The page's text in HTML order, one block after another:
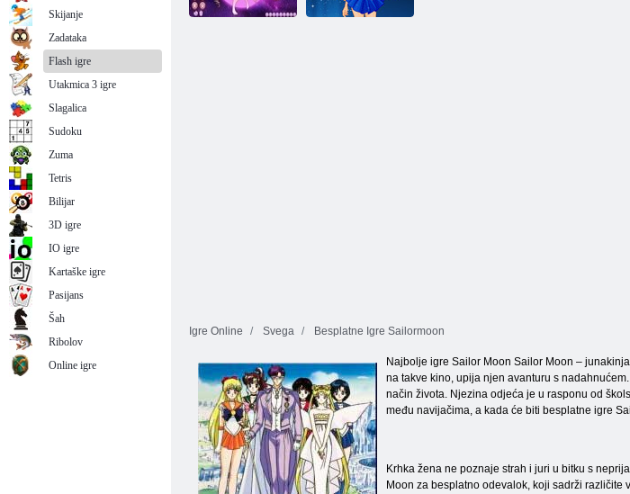
Igre Online Svega Besplatne Igre Sailormoon
Najbolje igre Sailor Moon Sailor Moon –
na takve kino, upija njen avanturu s
način života. Njezina odjeća je u rasponu od
među navijačima, a kada će biti besplatne igre
Krhka žena ne poznaje strah i juri u bitku s
Moon za besplatno odevalok, koji sadrži
Skijanje
Zadataka
Flash igre
Utakmica 3 igre
Slagalica
Sudoku
Zuma
Tetris
Bilijar
3D igre
IO igre
Kartaške igre
Pasijans
Šah
Ribolov
Online igre